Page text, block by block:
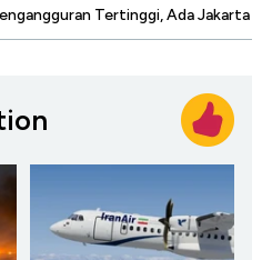
Tertinggi, Ada Jakarta